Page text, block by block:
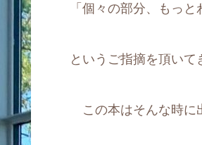
「個々の部分、もっ
というご指摘を頂いて
この本はそんな時に